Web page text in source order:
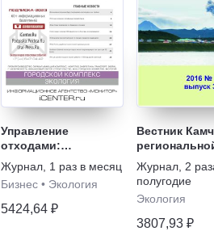
Управление
отходами:
технологии
переработки
Журнал 1 раз в месяц
Бизнес • Экология
5424,64 ₽
Вестник
ассоциации
"Учебно-
центр".
о Земле
Журнал 2
полугодие
Экология
3807,93 ₽